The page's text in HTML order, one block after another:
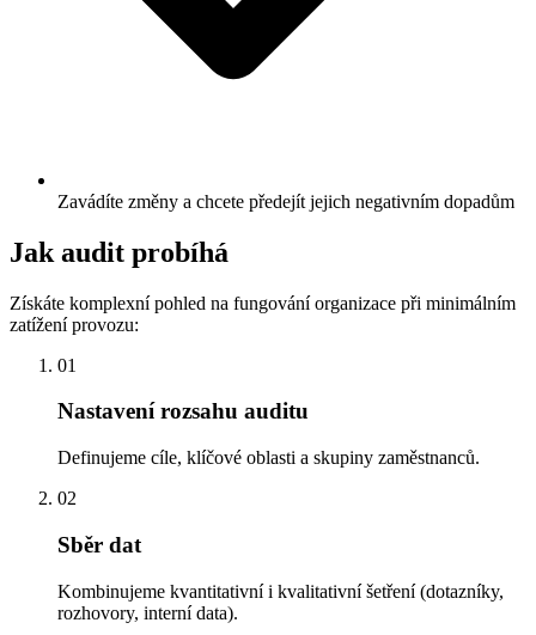
Zavádíte změny a chcete předejít jejich negativním dopadům
Jak audit probíhá
Získáte komplexní pohled na fungování organizace při minimálním
zatížení provozu:
01
Nastavení rozsahu auditu
Definujeme cíle, klíčové oblasti a skupiny zaměstnanců.
02
Sběr dat
Kombinujeme kvantitativní i kvalitativní šetření (dotazníky,
rozhovory, interní data).